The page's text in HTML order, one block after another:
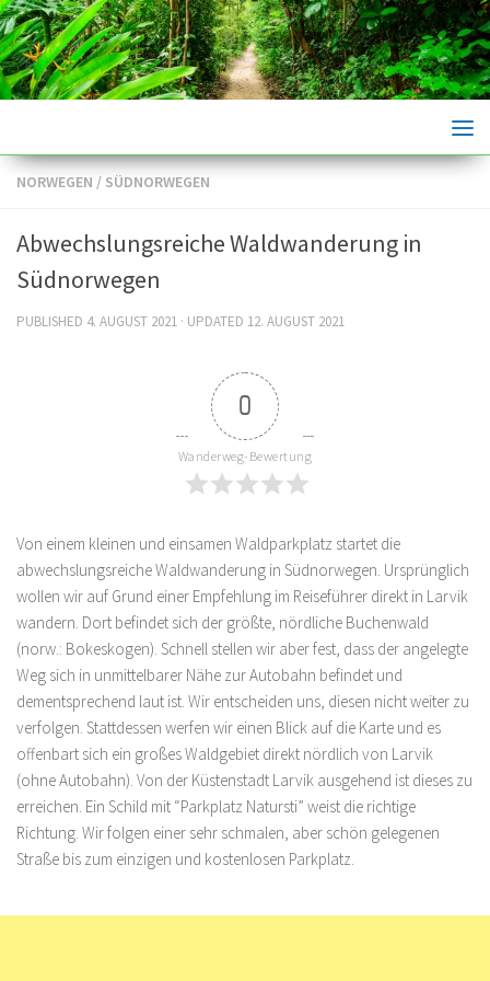
Skip to content
NORWEGEN / SÜDNORWEGEN
Abwechslungsreiche Waldwanderung in
Südnorwegen
PUBLISHED 4. AUGUST 2021 · UPDATED 12. AUGUST 2021
0
Wanderweg-Bewertung
Von einem kleinen und einsamen Waldparkplatz startet die
abwechslungsreiche Waldwanderung in Südnorwegen. Ursprünglich
wollen wir auf Grund einer Empfehlung im Reiseführer direkt in Larvik
wandern. Dort befindet sich der größte, nördliche Buchenwald
(norw.: Bokeskogen). Schnell stellen wir aber fest, dass der angelegte
Weg sich in unmittelbarer Nähe zur Autobahn befindet und
dementsprechend laut ist. Wir entscheiden uns, diesen nicht weiter zu
verfolgen. Stattdessen werfen wir einen Blick auf die Karte und es
offenbart sich ein großes Waldgebiet direkt nördlich von Larvik
(ohne Autobahn). Von der Küstenstadt Larvik ausgehend ist dieses zu
erreichen. Ein Schild mit “Parkplatz Natursti” weist die richtige
Richtung. Wir folgen einer sehr schmalen, aber schön gelegenen
Straße bis zum einzigen und kostenlosen Parkplatz.